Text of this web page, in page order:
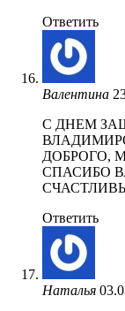
Ответить
Валентина
C ДНЕМ
ДОБРОГО,
СПАСИБО
Ответить
Наталья